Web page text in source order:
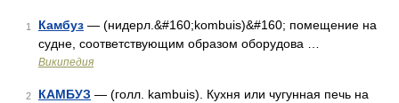
1 Камбуз — (нидерл.&#160;kombuis)&#160; помещение на
судне, соответствующим образом оборудова …
Википедия
2 КАМБУЗ — (голл. kambuis). Кухня или чугунная печь на